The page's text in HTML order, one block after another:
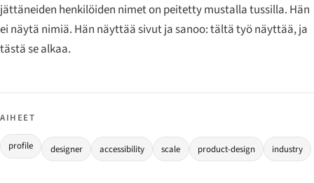
jättäneiden henkilöiden nimet on peitetty mustalla tussilla. Hän
ei näytä nimiä. Hän näyttää sivut ja sanoo: tältä työ näyttää, ja
tästä se alkaa.
AIHEET
profile designer accessibility scale product-design industry